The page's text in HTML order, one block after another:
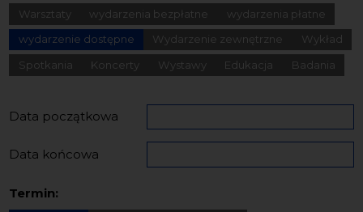
Warsztaty
wydarzenia bezpłatne
wydarzenia płatne
wydarzenie dostępne
Wydarzenie zewnętrzne
Wykład
Spotkania
Koncerty Wystawy Edukacja Badania
Data początkowa
Data końcowa
Termin: